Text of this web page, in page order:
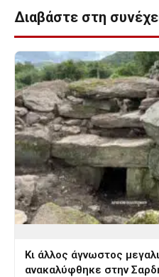
Διαβάστε στη
Κι άλλος άγνωστος
ανακαλύφθηκε στην